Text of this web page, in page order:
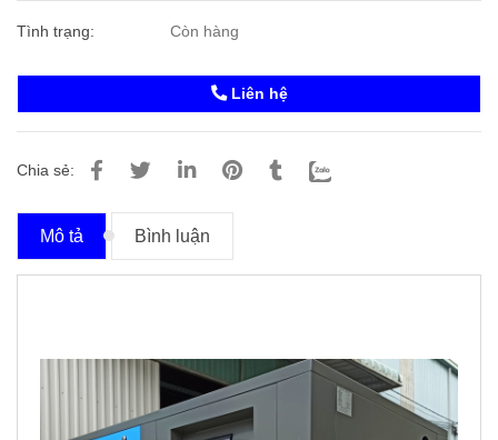
Tình trạng: Còn hàng
Liên hệ
Chia sẻ:
Mô tả Bình luận